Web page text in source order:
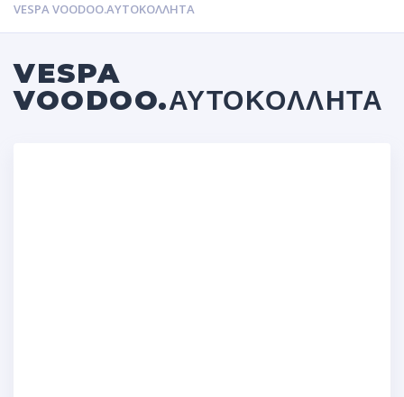
VESPA VOODOO.ΑΥΤΟΚΌΛΛΗΤΑ
VESPA
VOODOO.ΑΥΤΟΚΌΛΛΗΤΑ